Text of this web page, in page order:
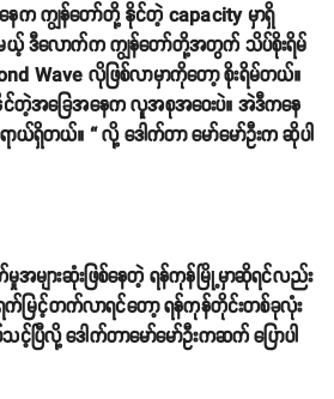
ေက ကျွန်တော်တို့ နိုင်တဲ့ capacity မှာရှိ
ယ့် ဒီလောက်က ကျွန်တော်တို့အတွက် သိပ်စိုးရိမ်
Wave လိုဖြစ်လာမှာကိုတော့ စိုးရိမ်တယ်။
အခြေအနေက လူအစုအဝေးပဲ။ အဲဒီကနေ
ရှိတယ်။ “ လို့ ဒေါက်တာ မော်မော်ဦးက ဆိုပါ
အများဆုံးဖြစ်နေတဲ့ ရန်ကုန်မြို့မှာဆိုရင်လည်း
က်မြင့်တက်လာရင်တော့ ရန်ကုန်တိုင်းတစ်ခုလုံး
ပြီလို့ ဒေါက်တာမော်မော်ဦးကဆက် ပြောပါ